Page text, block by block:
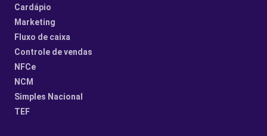
Cardápio
Marketing
Fluxo de caixa
Controle de vendas
NFCe
NCM
Simples Nacional
TEF